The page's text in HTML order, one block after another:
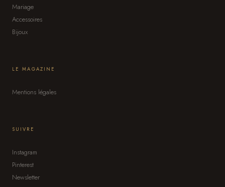
Mariage
Accessoires
Bijoux
LE MAGAZINE
Mentions légales
SUIVRE
Instagram
Pinterest
Newsletter